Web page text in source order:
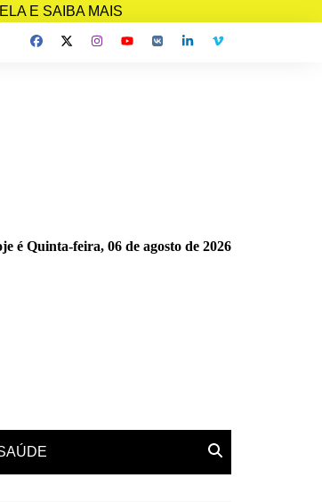
E SAIBA MAIS
é Quinta-feira, 06 de agosto de 2026